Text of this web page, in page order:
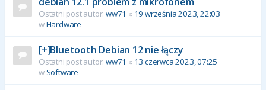
Ostatni post autor: ww71 « 19 września 2023, 22:03
wHardware
[+]Bluetooth Debian 12 nie łączy
Ostatni post autor: ww71 « 13 czerwca 2023, 07:25
w Software